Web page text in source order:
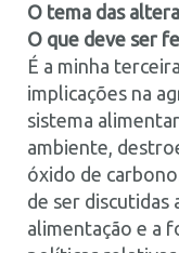
O tema das
O que deve ser
É a minha
implicações na
sistema
ambiente,
óxido de
de ser discutidas
alimentação e a